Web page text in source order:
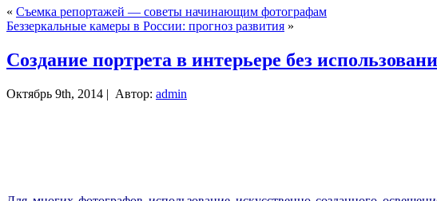
« Съемка репортажей — советы начинающим фотографам
Беззеркальные камеры в России: прогноз развития »
Создание портрета в интерьере без
Октябрь 9th, 2014 | Автор: admin